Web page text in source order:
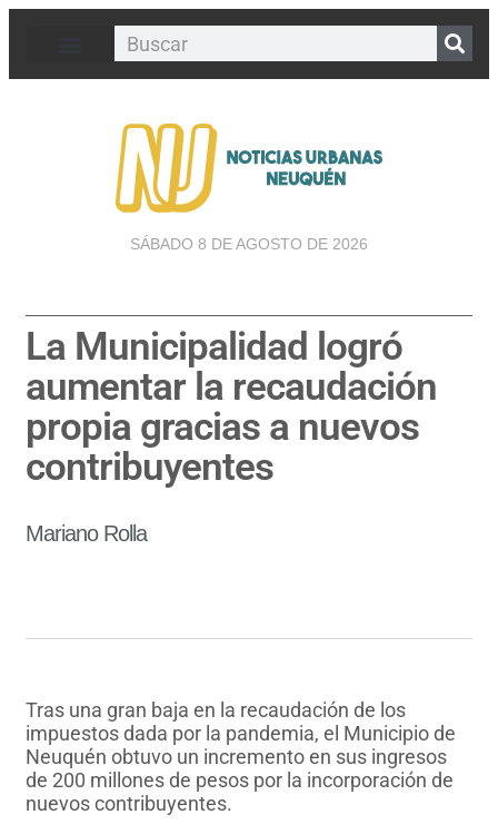
SÁBADO 8 DE AGOSTO DE 2026
La Municipalidad logró
aumentar la recaudación
propia gracias a nuevos
contribuyentes
Mariano Rolla
Tras una gran baja en la recaudación de los
impuestos dada por la pandemia, el Municipio de
Neuquén obtuvo un incremento en sus ingresos
de 200 millones de pesos por la incorporación de
nuevos contribuyentes.